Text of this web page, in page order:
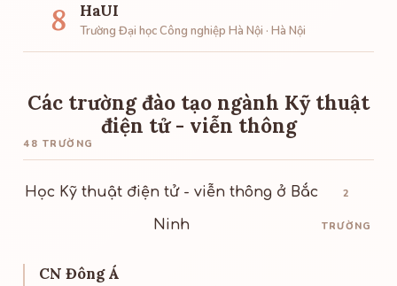
8 HaUI
Trường Đại học Công nghiệp Hà Nội · Hà Nội
Các trường đào tạo ngành Kỹ thuật
điện tử - viễn thông
48 TRƯỜNG
Học Kỹ thuật điện tử - viễn thông ở Bắc
Ninh
2
TRƯỜNG
CN Đông Á